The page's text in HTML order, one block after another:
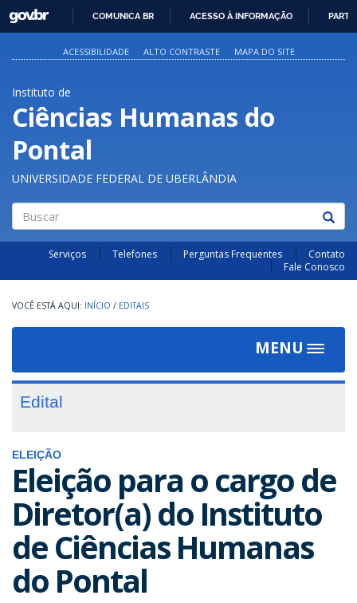
PARA
O
GOVBR
COMUNICA BR ACESSO À INFORMAÇÃO
ACESSIBILIDADE ALTO CONTRASTE MAPA DO SITE
Instituto de
Ciências Humanas do
Pontal
UNIVERSIDADE FEDERAL DE UBERLÂNDIA
Buscar
Serviços Telefones Perguntas Frequentes
Contato
Fale Conosco
INÍCIO / EDITAIS
MENU
Toggle
Edital
ELEIÇÃO
Eleição para o cargo de
Diretor(a) do Instituto
de Ciências Humanas
do Pontal